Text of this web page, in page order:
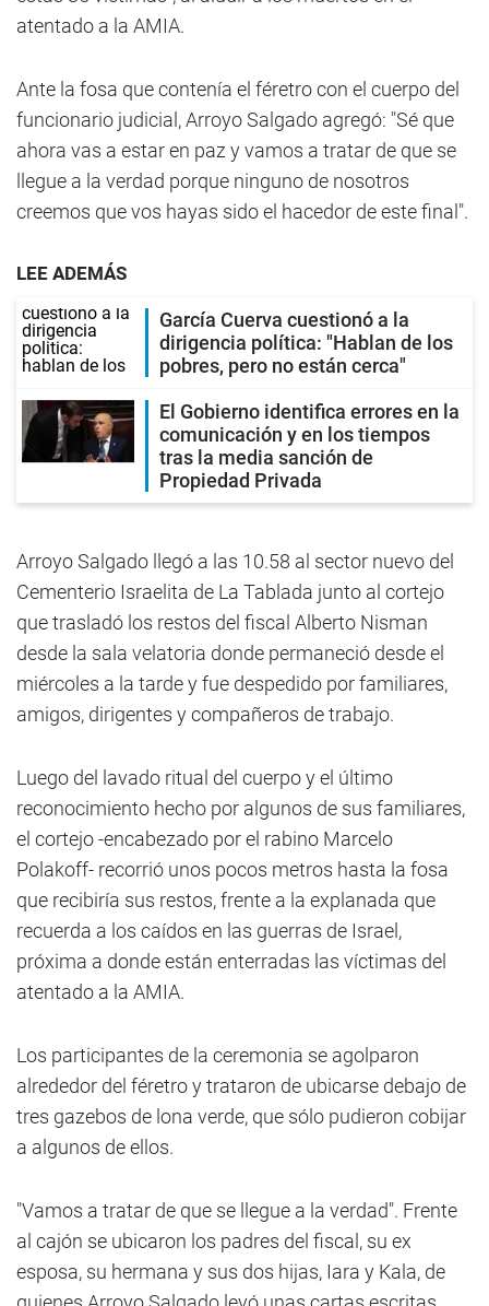
atentado a la AMIA.
Ante la fosa que contenía el féretro con el cuerpo del
funcionario judicial, Arroyo Salgado agregó: "Sé que
ahora vas a estar en paz y vamos a tratar de que se
llegue a la verdad porque ninguno de nosotros
creemos que vos hayas sido el hacedor de este final".
LEE ADEMÁS
García Cuerva cuestionó a la
dirigencia política: "Hablan de los
pobres, pero no están cerca"
El Gobierno identifica errores en la
comunicación y en los tiempos
tras la media sanción de
Propiedad Privada
Arroyo Salgado llegó a las 10.58 al sector nuevo del
Cementerio Israelita de La Tablada junto al cortejo
que trasladó los restos del fiscal Alberto Nisman
desde la sala velatoria donde permaneció desde el
miércoles a la tarde y fue despedido por familiares,
amigos, dirigentes y compañeros de trabajo.
Luego del lavado ritual del cuerpo y el último
reconocimiento hecho por algunos de sus familiares,
el cortejo -encabezado por el rabino Marcelo
Polakoff- recorrió unos pocos metros hasta la fosa
que recibiría sus restos, frente a la explanada que
recuerda a los caídos en las guerras de Israel,
próxima a donde están enterradas las víctimas del
atentado a la AMIA.
Los participantes de la ceremonia se agolparon
alrededor del féretro y trataron de ubicarse debajo de
tres gazebos de lona verde, que sólo pudieron cobijar
a algunos de ellos.
"Vamos a tratar de que se llegue a la verdad". Frente
al cajón se ubicaron los padres del fiscal, su ex
esposa, su hermana y sus dos hijas, Iara y Kala, de